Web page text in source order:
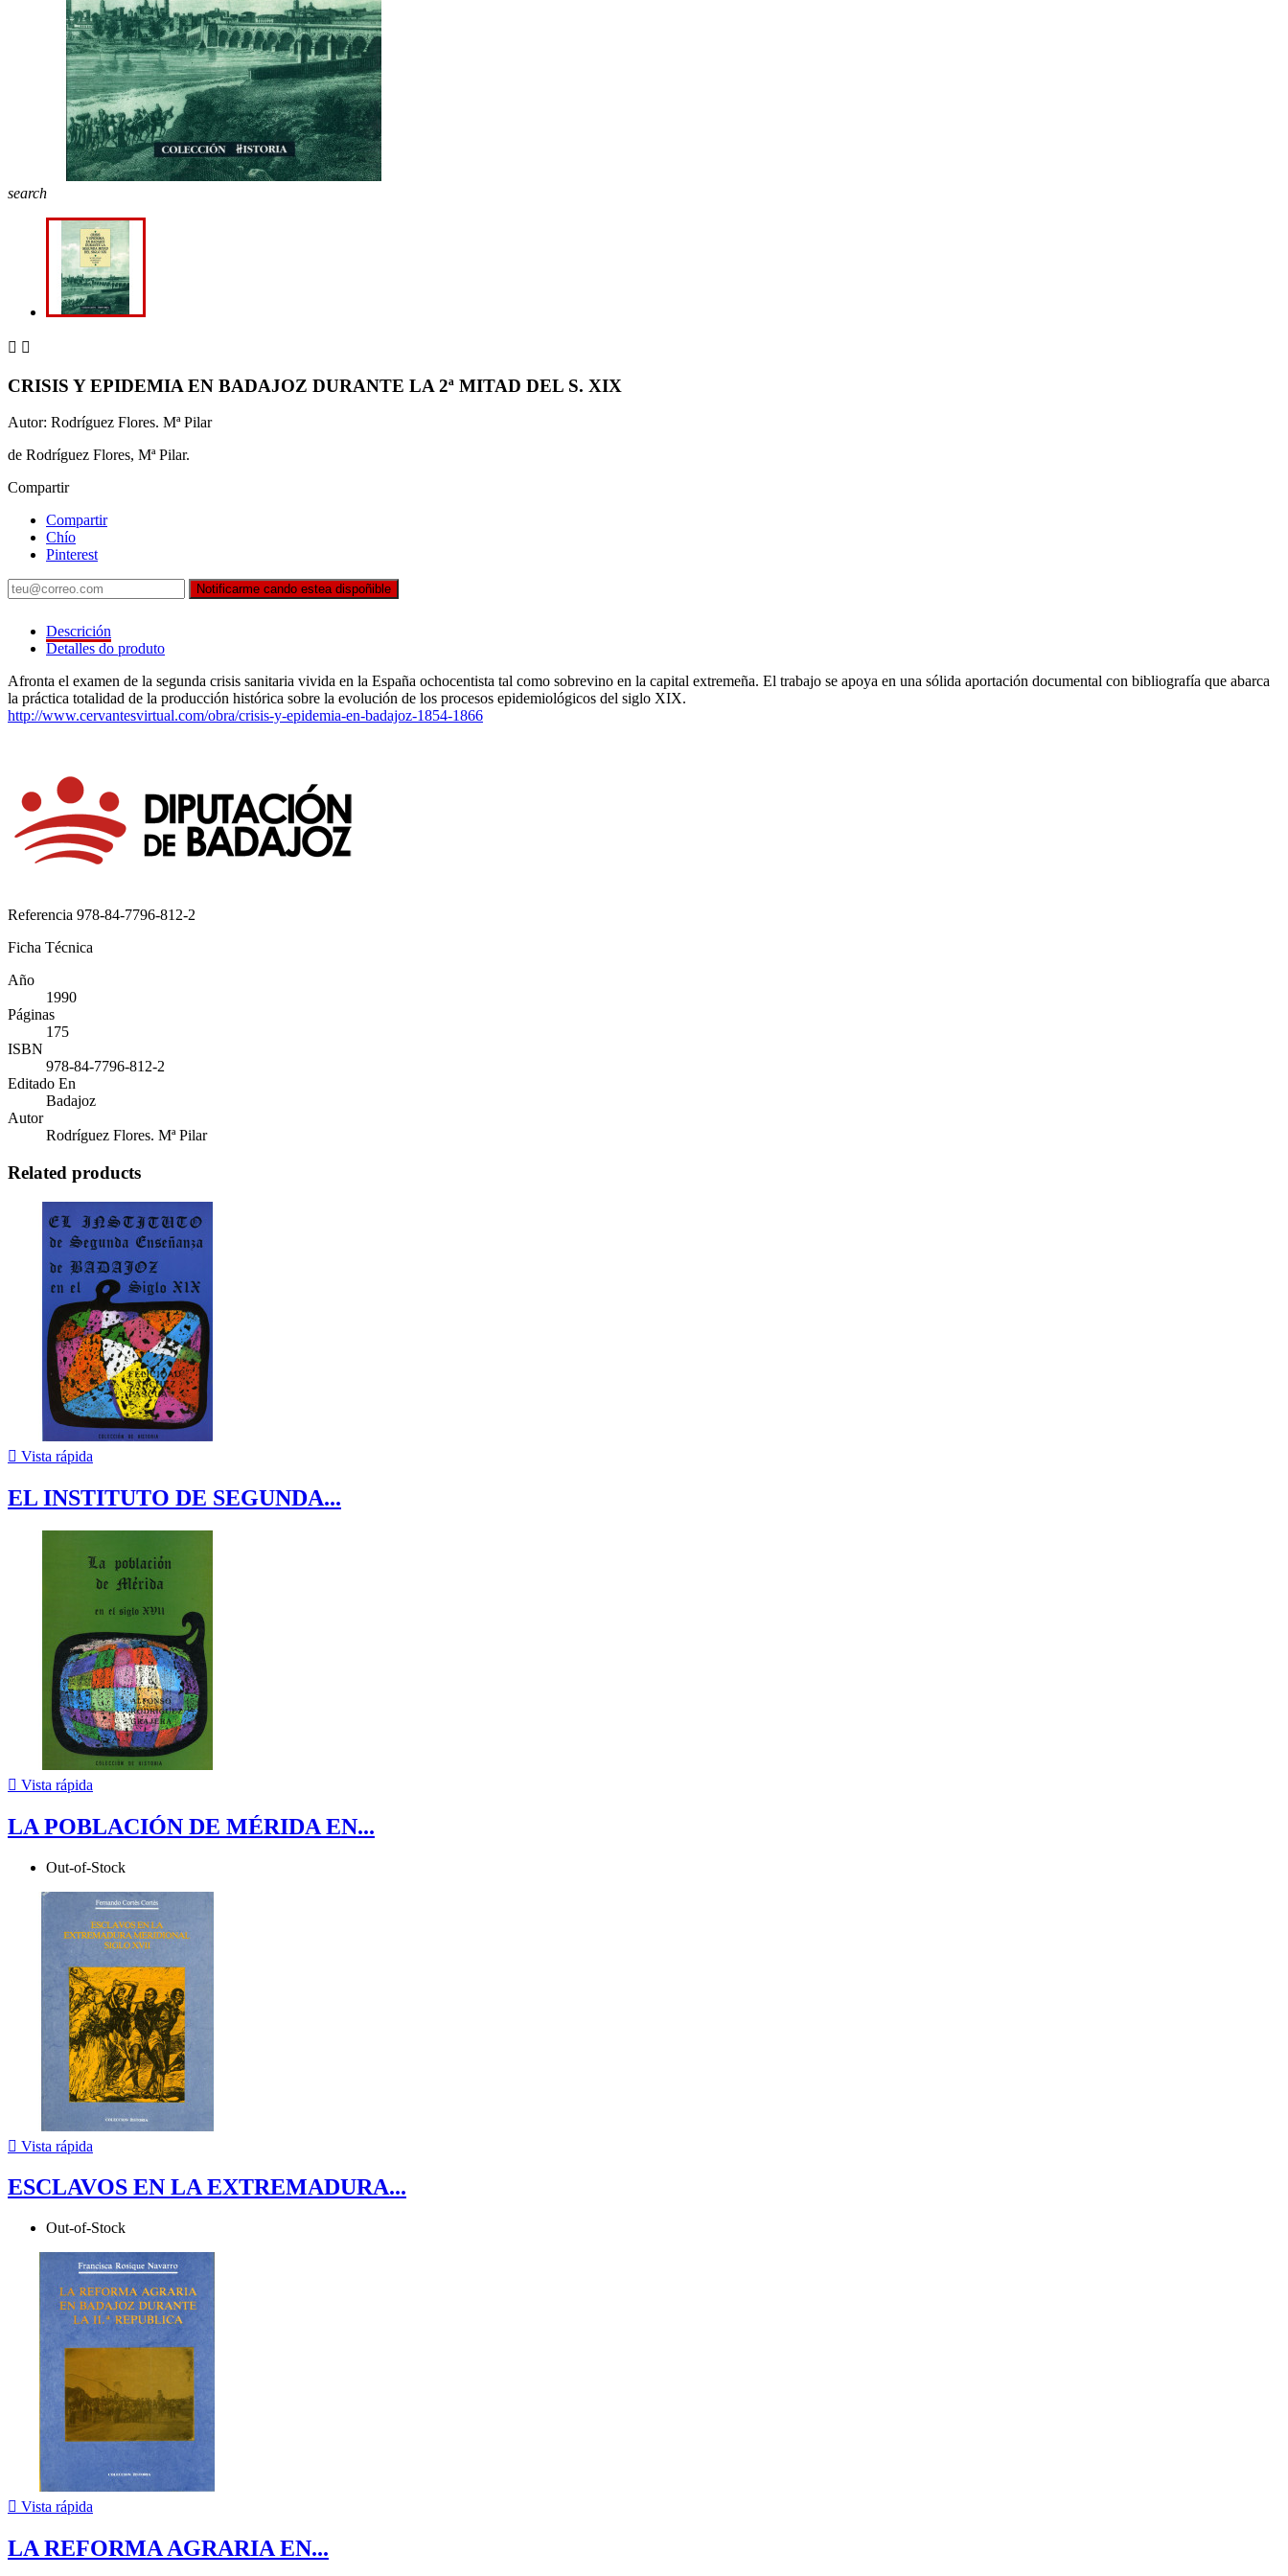
search
 
CRISIS Y EPIDEMIA EN BADAJOZ DURANTE LA 2ª MITAD DEL S. XIX
Autor: Rodríguez Flores. Mª Pilar
de Rodríguez Flores, Mª Pilar.
Compartir
Compartir
Chío
Pinterest
Notificarme cando estea dispoñible
Descrición
Detalles do produto
Afronta el examen de la segunda crisis sanitaria vivida en la España ochocentista tal como sobrevino en la capital extremeña. El trabajo se apoya en una sólida aportación documental con bibliografía que abarca
la práctica totalidad de la producción histórica sobre la evolución de los procesos epidemiológicos del siglo XIX.
http://www.cervantesvirtual.com/obra/crisis-y-epidemia-en-badajoz-1854-1866
Referencia 978-84-7796-812-2
Ficha Técnica
Año
1990
Páginas
175
ISBN
978-84-7796-812-2
Editado En
Badajoz
Autor
Rodríguez Flores. Mª Pilar
Related products
 Vista rápida
EL INSTITUTO DE SEGUNDA...
 Vista rápida
LA POBLACIÓN DE MÉRIDA EN...
Out-of-Stock
 Vista rápida
ESCLAVOS EN LA EXTREMADURA...
Out-of-Stock
 Vista rápida
LA REFORMA AGRARIA EN...